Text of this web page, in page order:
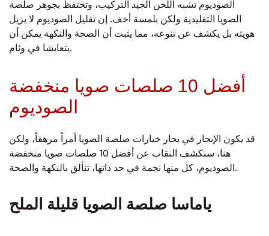
الصوديوم تشبه اللحن الجيد التركيب، وتحتفظ بجوهر صلصة
الصويا التقليدية ولكن بلمسة أخف. إن تقليل الصوديوم لا يزيل
هويته بل يكشف عن تنوعه، مما يثبت أن الصحة والنكهة يمكن أن
يتعايشا في وئام.
أفضل 10 صلصات صويا منخفضة
الصوديوم
قد يكون الإبحار في بحار خيارات صلصة الصويا أمراً مرهقاً، ولكن
هنا، سنكشف النقاب عن أفضل 10 صلصات صويا منخفضة
الصوديوم، كل منها نجمة في حد ذاتها، تتألق بالنكهة والصحة.
ياماسا صلصة الصويا قليلة الملح